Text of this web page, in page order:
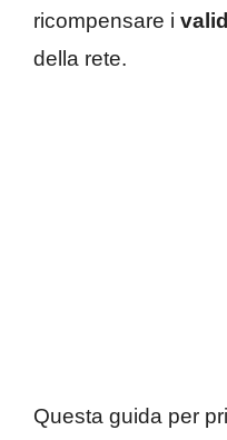
ricompensare i
della rete.
Questa guida per